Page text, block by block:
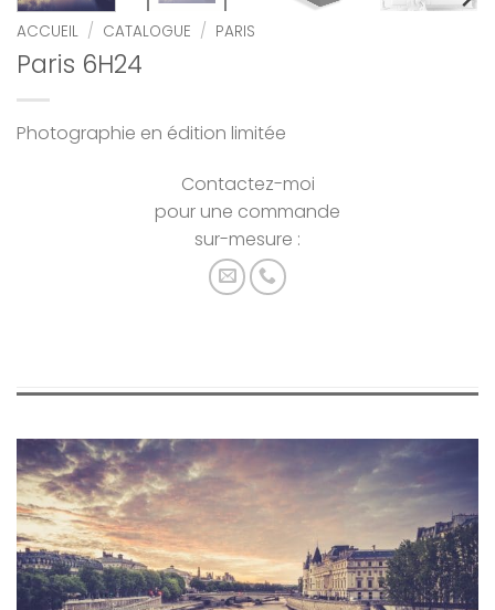
ACCUEIL / CATALOGUE / PARIS
Paris 6H24
Photographie en édition limitée
Contactez-moi
pour une commande
sur-mesure :